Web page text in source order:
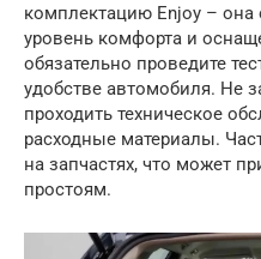
комплектацию Enjoy –
уровень комфорта и
обязательно проведите
удобстве автомобиля. Не
проходить техническое
расходные материалы.
на запчастях, что может
простоям.